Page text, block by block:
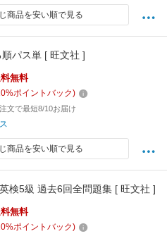
商品を安い順で見る
パス単 [ 旺文社 ]
無料
%ポイントバック)
文で最短8/10お届け
商品を安い順で見る
検5級 過去6回全問題集 [ 旺文社 ]
無料
%ポイントバック)